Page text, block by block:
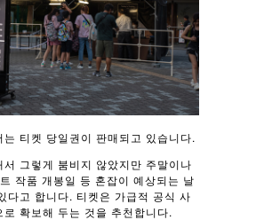
티켓 당일권이 판매되고 있습니다.
그렇게 붐비지 않았지만 주말이나
작품 개봉일 등 혼잡이 예상되는 날
다고 합니다. 티켓은 가급적 공식 사
확보해 두는 것을 추천합니다.